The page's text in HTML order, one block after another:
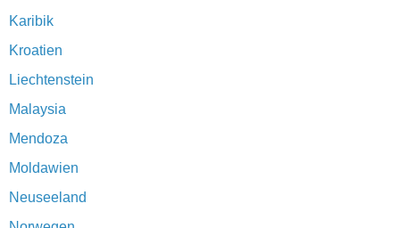
Karibik
Kroatien
Liechtenstein
Malaysia
Mendoza
Moldawien
Neuseeland